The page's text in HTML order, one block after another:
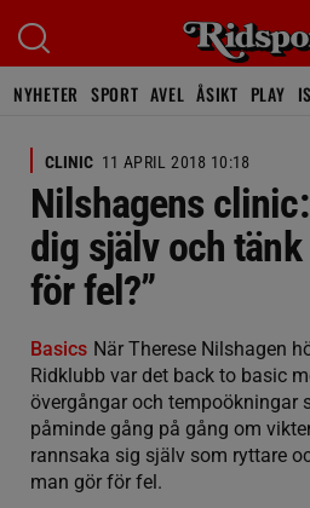
NYHETER SPORT AVEL ÅSIKT PLAY
CLINIC 11 APRIL 2018 10:18
Nilshagens
dig själv och tänk
för fel?”
Basics När Therese Nilshagen
Ridklubb var det back to basic
övergångar och tempoökningar
påminde gång på gång om
rannsaka sig själv som ryttare
man gör för fel.